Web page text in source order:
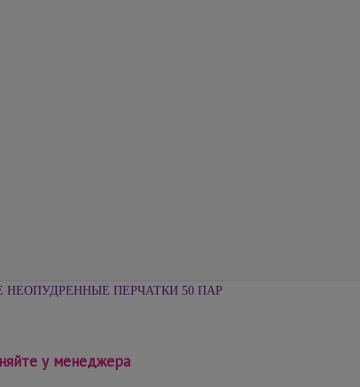
НЕОПУДРЕННЫЕ ПЕРЧАТКИ 50 ПАР
у менеджера